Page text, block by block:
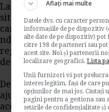
La art. 128 dincodul
situatiile care
care sint asimilate
nduc la colectarea de
regaseste situatia
de achizitie.
De asemenea, nu se
ajustarilor prevazute la
aceste ajustari nu
Aflați mai multe
Datele dvs. cu caracter
informațiile de pe dispozitiv
alte date de pe dispozitiv) pot
către 198 de parteneri sau
acest site. Noi și partenerii
localizare geografică.Lista
Unii furnizori vă pot prelucra
interes legitim, față de care
opțiunilor de mai jos. Căutați
pagini pentru a gestiona sau
setările de confidențialitate și